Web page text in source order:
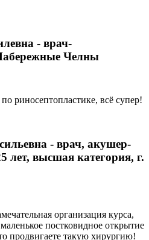
- врач-
Челны
риносептопластике, всё супер!
- врач, акушер-
лет, высшая категория, г.
организация курса,
постковидное открытие
продвигаете такую хирургию!